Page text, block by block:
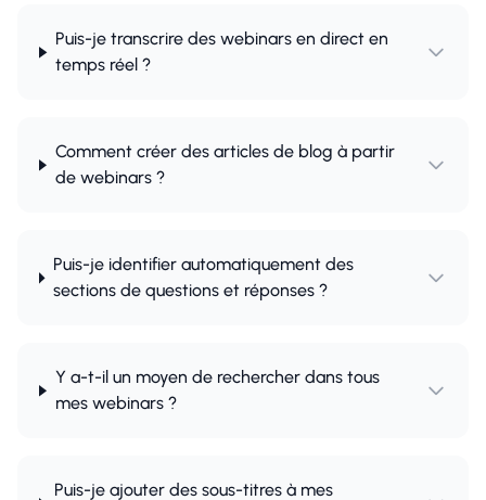
Puis-je transcrire des webinars en direct en
temps réel ?
Comment créer des articles de blog à partir
de webinars ?
Puis-je identifier automatiquement des
sections de questions et réponses ?
Y a-t-il un moyen de rechercher dans tous
mes webinars ?
Puis-je ajouter des sous-titres à mes